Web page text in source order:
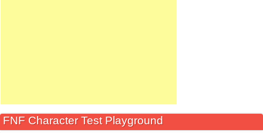
FNF Character Test Playground